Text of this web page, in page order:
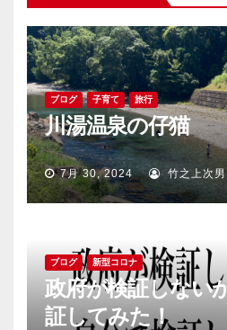
ブログ 子育て 旅行
川湯温泉の仔猫
7月 30, 2024 竹之上次男
ブログ 新型コロナ
政府が検証しない
証してみた！